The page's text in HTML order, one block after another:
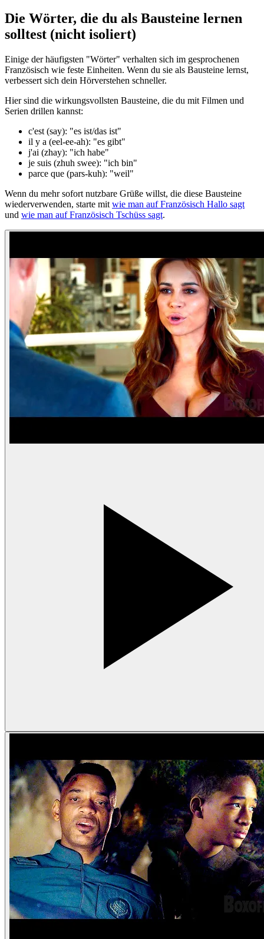
Die Wörter, die du als Bausteine lernen
solltest (nicht isoliert)
Einige der häufigsten "Wörter" verhalten sich im gesprochenen
Französisch wie feste Einheiten. Wenn du sie als Bausteine lernst,
verbessert sich dein Hörverstehen schneller.
Hier sind die wirkungsvollsten Bausteine, die du mit Filmen und
Serien drillen kannst:
c'est (say): "es ist/das ist"
il y a (eel-ee-ah): "es gibt"
j'ai (zhay): "ich habe"
je suis (zhuh swee): "ich bin"
parce que (pars-kuh): "weil"
Wenn du mehr sofort nutzbare Grüße willst, die diese Bausteine
wiederverwenden, starte mit wie man auf Französisch Hallo sagt
und wie man auf Französisch Tschüss sagt.